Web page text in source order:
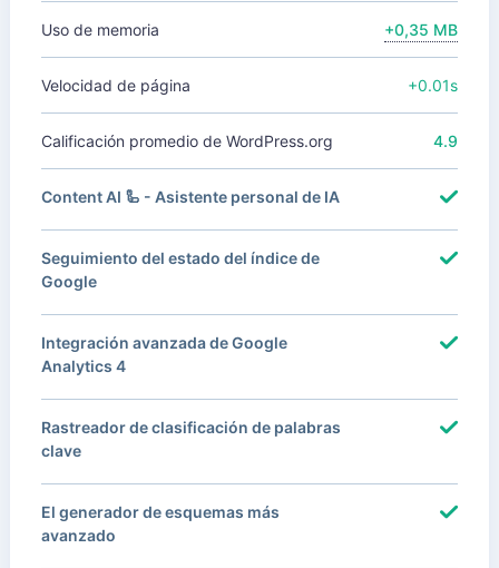
Uso de memoria +0,35 MB
Velocidad de página +0.01s
Calificación promedio de WordPress.org 4.9
Content AI 🦾 - Asistente personal de IA
Seguimiento del estado del índice de
Google
Integración avanzada de Google
Analytics 4
Rastreador de clasificación de palabras
clave
El generador de esquemas más
avanzado